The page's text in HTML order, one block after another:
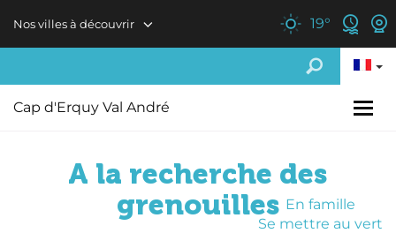
Nos villes à découvrir 19°
Cap d'Erquy Val André
En famille
Se mettre au vert
A la recherche des
grenouilles